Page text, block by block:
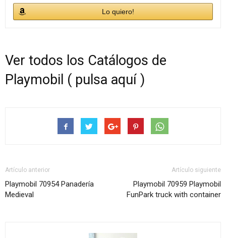
Lo quiero!
Ver todos los Catálogos de
Playmobil ( pulsa aquí )
Artículo anterior
Playmobil 70954 Panadería
Medieval
Artículo siguiente
Playmobil 70959 Playmobil
FunPark truck with container